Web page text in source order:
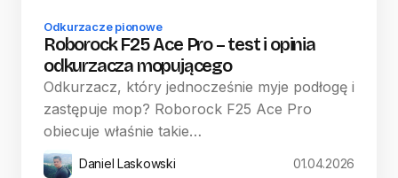
Odkurzacze pionowe
Roborock F25 Ace Pro – test i opinia
odkurzacza mopującego
Odkurzacz, który jednocześnie myje podłogę i
zastępuje mop? Roborock F25 Ace Pro
obiecuje właśnie takie…
Daniel Laskowski 01.04.2026